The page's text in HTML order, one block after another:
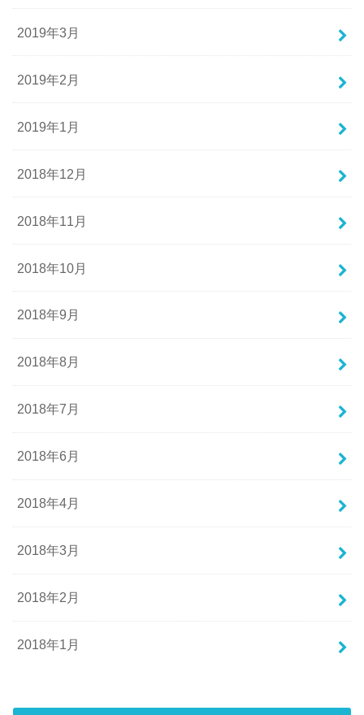
2019年3月
2019年2月
2019年1月
2018年12月
2018年11月
2018年10月
2018年9月
2018年8月
2018年7月
2018年6月
2018年4月
2018年3月
2018年2月
2018年1月